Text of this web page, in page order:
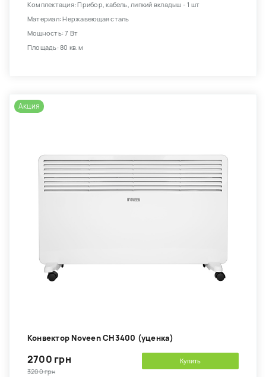
Комплектация: Прибор, кабель, липкий вкладыш - 1 шт
Материал: Нержавеющая сталь
Мощность: 7 Вт
Площадь: 80 кв.м
Акция
Конвектор Noveen CH3400 (уценка)
2700 грн
3200 грн
Купить